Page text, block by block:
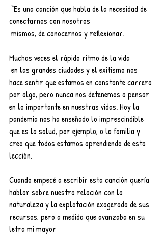
conectarnos con nosotros
mismos, de conocernos y reflexionar.
Muchas veces el rápido ritmo de la vida
hace sentir que estamos en constante carrera
por algo, pero nunca nos detenemos a pensar
en lo importante en nuestras vidas. Hoy la
pandemia nos ha enseñado lo imprescindible
que es la salud, por ejemplo, o la familia y
creo que todos estamos aprendiendo de esta
lección.
Cuando empecé a escribir esta canción quería
hablar sobre nuestra relación con la
naturaleza y la explotación exagerada de sus
recursos, pero a medida que avanzaba en su
letra mi mayor